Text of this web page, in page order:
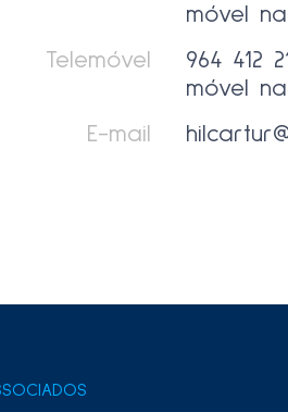
móvel
Telemóvel
964 412
móvel
E-mail